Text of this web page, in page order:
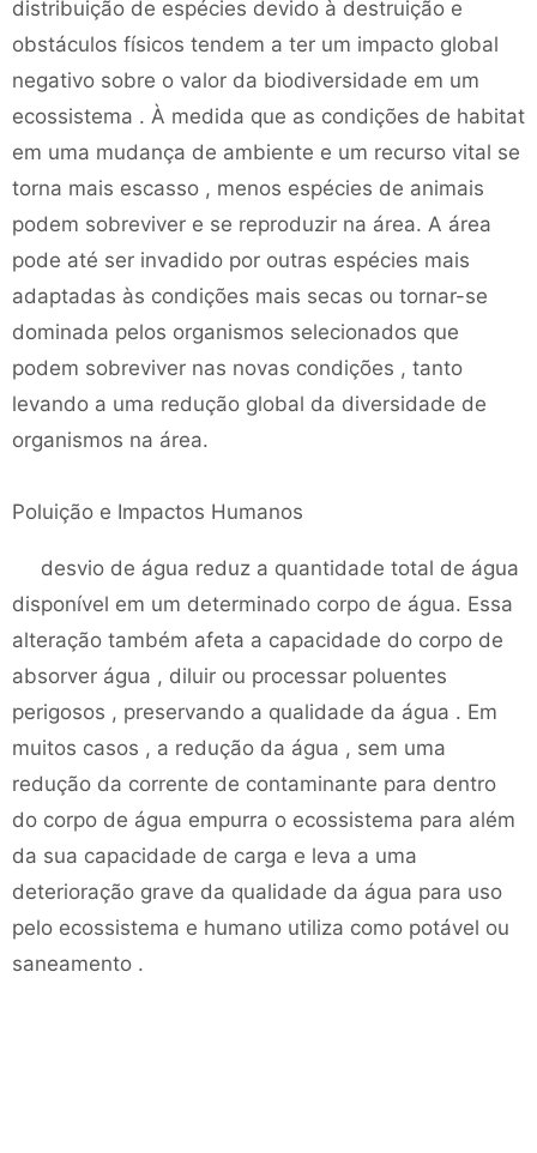
distribuição de espécies devido à destruição e
obstáculos físicos tendem a ter um impacto global
negativo sobre o valor da biodiversidade em um
ecossistema . À medida que as condições de habitat
em uma mudança de ambiente e um recurso vital se
torna mais escasso , menos espécies de animais
podem sobreviver e se reproduzir na área. A área
pode até ser invadido por outras espécies mais
adaptadas às condições mais secas ou tornar-se
dominada pelos organismos selecionados que
podem sobreviver nas novas condições , tanto
levando a uma redução global da diversidade de
organismos na área.
Poluição e Impactos Humanos
desvio de água reduz a quantidade total de água
disponível em um determinado corpo de água. Essa
alteração também afeta a capacidade do corpo de
absorver água , diluir ou processar poluentes
perigosos , preservando a qualidade da água . Em
muitos casos , a redução da água , sem uma
redução da corrente de contaminante para dentro
do corpo de água empurra o ecossistema para além
da sua capacidade de carga e leva a uma
deterioração grave da qualidade da água para uso
pelo ecossistema e humano utiliza como potável ou
saneamento .